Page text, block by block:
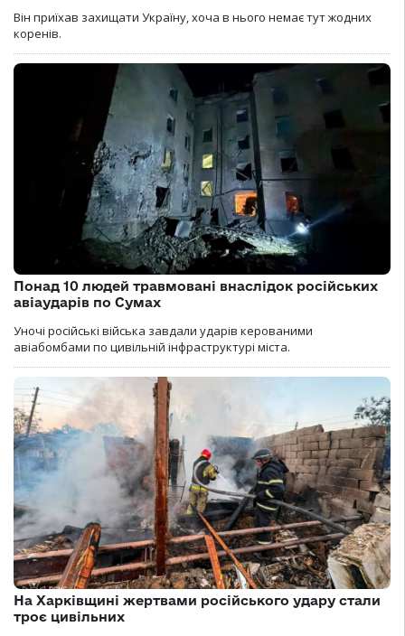
Він приїхав захищати Україну, хоча в нього немає тут жодних
коренів.
Понад 10 людей травмовані внаслідок російських
авіаударів по Сумах
Уночі російські війська завдали ударів керованими
авіабомбами по цивільній інфраструктурі міста.
На Харківщині жертвами російського удару стали
троє цивільних